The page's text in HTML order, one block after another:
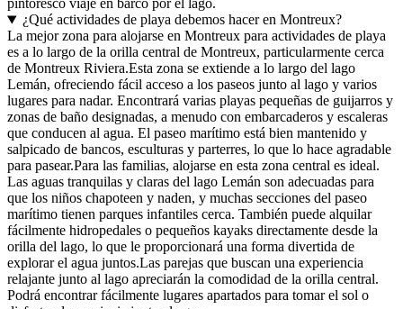
pintoresco viaje en barco por el lago.
¿Qué actividades de playa debemos hacer en Montreux?
La mejor zona para alojarse en Montreux para actividades de playa
es a lo largo de la orilla central de Montreux, particularmente cerca
de Montreux Riviera.Esta zona se extiende a lo largo del lago
Lemán, ofreciendo fácil acceso a los paseos junto al lago y varios
lugares para nadar. Encontrará varias playas pequeñas de guijarros y
zonas de baño designadas, a menudo con embarcaderos y escaleras
que conducen al agua. El paseo marítimo está bien mantenido y
salpicado de bancos, esculturas y parterres, lo que lo hace agradable
para pasear.Para las familias, alojarse en esta zona central es ideal.
Las aguas tranquilas y claras del lago Lemán son adecuadas para
que los niños chapoteen y naden, y muchas secciones del paseo
marítimo tienen parques infantiles cerca. También puede alquilar
fácilmente hidropedales o pequeños kayaks directamente desde la
orilla del lago, lo que le proporcionará una forma divertida de
explorar el agua juntos.Las parejas que buscan una experiencia
relajante junto al lago apreciarán la comodidad de la orilla central.
Podrá encontrar fácilmente lugares apartados para tomar el sol o